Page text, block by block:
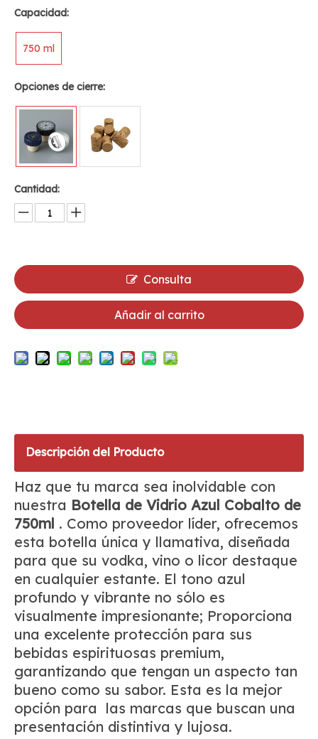
Capacidad:
750 ml
Opciones de cierre:
Cantidad:
Consulta
Añadir al carrito
Descripción del Producto
Haz que tu marca sea inolvidable con
nuestra Botella de Vidrio Azul Cobalto de
750ml . Como proveedor líder, ofrecemos
esta botella única y llamativa, diseñada
para que su vodka, vino o licor destaque
en cualquier estante. El tono azul
profundo y vibrante no sólo es
visualmente impresionante; Proporciona
una excelente protección para sus
bebidas espirituosas premium,
garantizando que tengan un aspecto tan
bueno como su sabor. Esta es la mejor
opción para las marcas que buscan una
presentación distintiva y lujosa.